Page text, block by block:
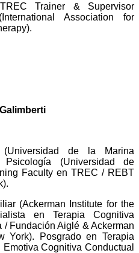
Trainer & Supervisor
Association for
de la Marina
Psicología (Universidad de
Faculty en TREC / REBT
(Ackerman Institute for the
en Terapia Cognitiva
Fundación Aiglé & Ackerman
York). Posgrado en Terapia
Cognitiva Conductual